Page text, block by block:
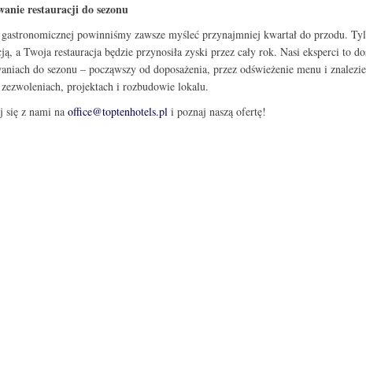
restauracji do sezonu
powinniśmy zawsze myśleć przynajmniej kwartał do przodu.
a Twoja restauracja będzie przynosiła zyski przez cały rok. Nasi eksperci to
do sezonu – począwszy od doposażenia, przez odświeżenie menu i
projektach i rozbudowie lokalu.
się z nami naoffice@toptenhotels.pl i poznaj naszą ofertę!